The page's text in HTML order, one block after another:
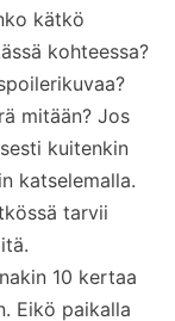
kätkö
kohteessa?
mitään? Jos
kuitenkin
katselemalla.
tarvii
10 kertaa
Eikö paikalla